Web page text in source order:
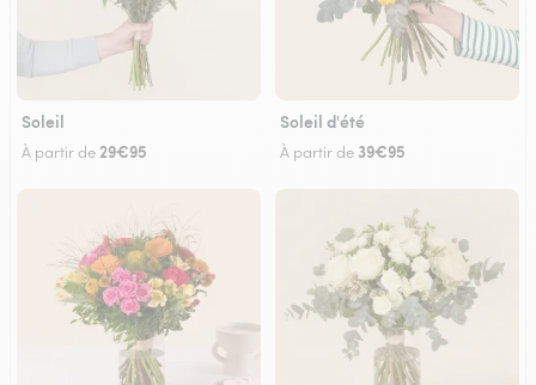
Soleil
À partir de 29€95
Soleil d'été
À partir de 39€95